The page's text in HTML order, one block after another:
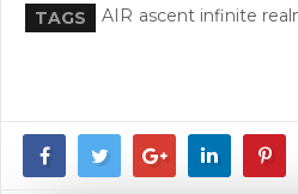
TAGS AIR ascent infinite